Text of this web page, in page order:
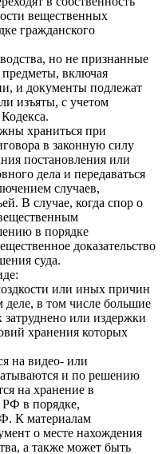
вещественных
гражданского
но не признанные
включая
и документы подлежат
изъяты, с учетом
храниться при
в законную силу
постановления или
дела и передаваться
случаев,
В случае, когда спор о
в порядке
доказательство
суда.
или иных причин
деле, в том числе большие
или издержки
хранения которых
на видео- или
и по решению
на хранение в
РФ в порядке,
К материалам
о месте нахождения
а также может быть